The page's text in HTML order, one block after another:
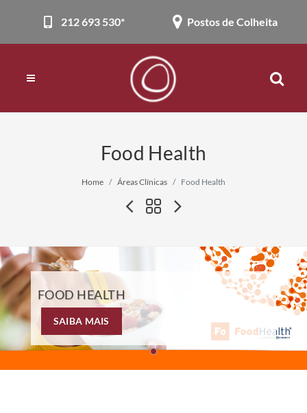
212 693 530* Postos de Colheita
Food Health
Home Áreas Clínicas Food Health
FOOD HEALTH
SAIBA MAIS